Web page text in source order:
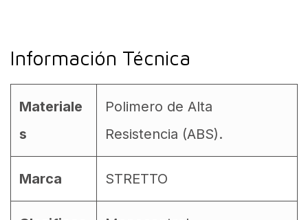
Información Técnica
Materiale
s
Polimero de Alta
Resistencia (ABS).
Marca STRETTO